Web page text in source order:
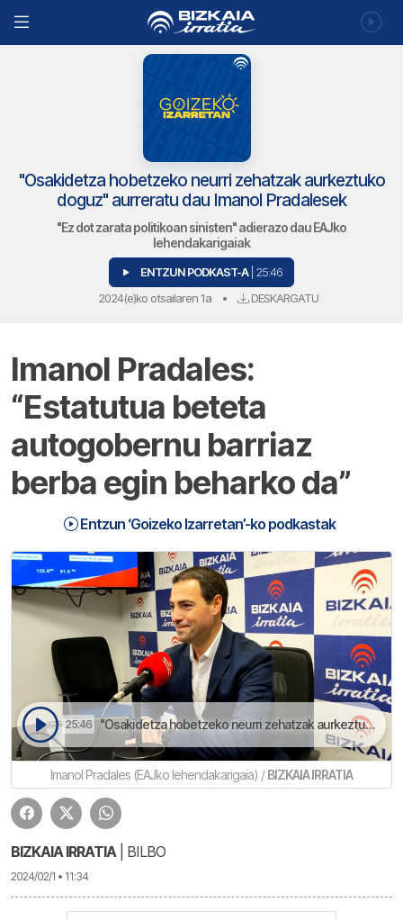
"Osakidetza hobetzeko neurri zehatzak aurkeztuko
doguz" aurreratu dau Imanol Pradalesek
"Ez dot zarata politikoan sinisten" adierazo dau EAJko
lehendakarigaiak
ENTZUN PODKAST-A | 25:46
2024(e)ko otsailaren 1a • DESKARGATU
Imanol Pradales:
“Estatutua beteta
autogobernu barriaz
berba egin beharko da”
Entzun ‘Goizeko Izarretan’-ko podkastak
25:46 "Osakidetza hobetzeko neurri zehatzak aurkeztuko doguz" aurreratu dau Imanol Pradalesek | Goizeko Izarretan
Imanol Pradales (EAJko lehendakarigaia) /BIZKAIA IRRATIA
BIZKAIA IRRATIA| BILBO
2024/02/1 • 11:34